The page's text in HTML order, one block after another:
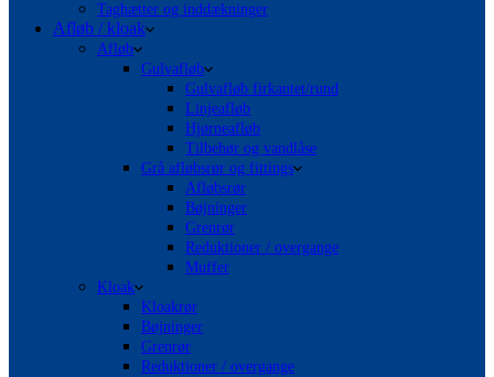
Taghætter og inddækninger
Afløb / kloak
Afløb
Gulvafløb
Gulvafløb firkantet/rund
Linjeafløb
Hjørneafløb
Tilbehør og vandlåse
Grå afløbsrør og fittings
Afløbsrør
Bøjninger
Grenrør
Reduktioner / overgange
Muffer
Kloak
Kloakrør
Bøjninger
Grenrør
Reduktioner / overgange